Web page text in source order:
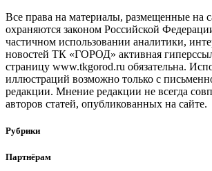
Все права на материалы, размещенные на
охраняются законом Российской
частичном использовании аналитики,
новостей ТК «ГОРОД» активная
страницу www.tkgorod.ru обязательна.
иллюстраций возможно только с
редакции. Мнение редакции не всегда
авторов статей, опубликованных на сайте.
Рубрики
Партнёрам